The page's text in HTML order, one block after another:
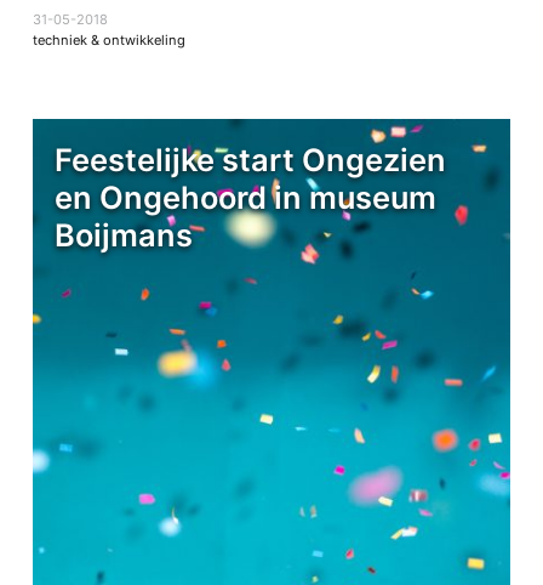
31-05-2018
techniek & ontwikkeling
Feestelijke start Ongezien
en Ongehoord in museum
Boijmans